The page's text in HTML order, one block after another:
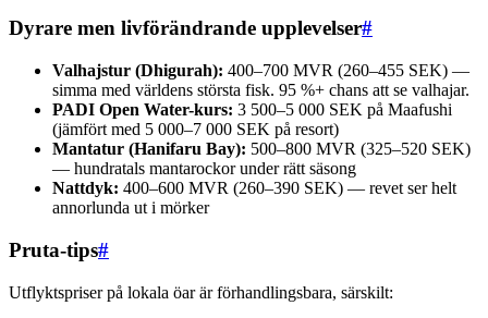
Dyrare men livförändrande upplevelser#
Valhajstur (Dhigurah): 400–700 MVR (260–455 SEK) —
simma med världens största fisk. 95 %+ chans att se valhajar.
PADI Open Water-kurs: 3 500–5 000 SEK på Maafushi
(jämfört med 5 000–7 000 SEK på resort)
Mantatur (Hanifaru Bay): 500–800 MVR (325–520 SEK)
— hundratals mantarockor under rätt säsong
Nattdyk: 400–600 MVR (260–390 SEK) — revet ser helt
annorlunda ut i mörker
Pruta-tips#
Utflyktspriser på lokala öar är förhandlingsbara, särskilt: